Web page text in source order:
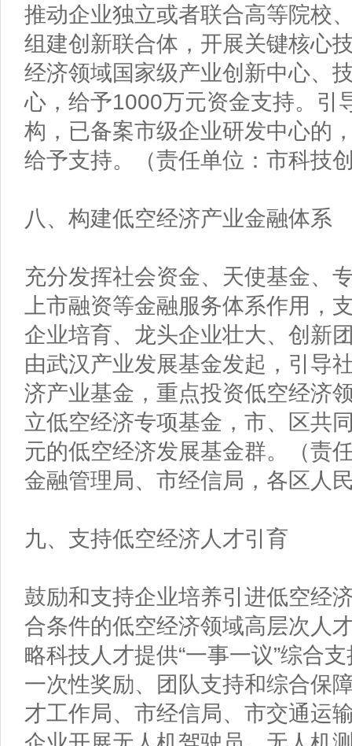
推动企业独立或者联合高等院校
组建创新联合体，开展关键核心
经济领域国家级产业创新中心、
心，给予1000万元资金支持。引
构，已备案市级企业研发中心的
给予支持。（责任单位：市科技
八、构建低空经济产业金融体系
充分发挥社会资金、天使基金、
上市融资等金融服务体系作用，
企业培育、龙头企业壮大、创新
由武汉产业发展基金发起，引导
济产业基金，重点投资低空经济
立低空经济专项基金，市、区共
元的低空经济发展基金群。（责
金融管理局、市经信局，各区人
九、支持低空经济人才引育
鼓励和支持企业培养引进低空经
合条件的低空经济领域高层次人
略科技人才提供“一事一议”综合
一次性奖励、团队支持和综合保
才工作局、市经信局、市交通运